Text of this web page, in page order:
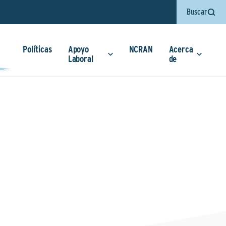
Buscar
Políticas
Apoyo
Laboral
NCRAN
Acerca
de